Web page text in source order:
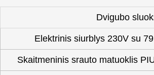
Dvigubo
Elektrinis siurblys 230V su
Skaitmeninis srauto matuoklis